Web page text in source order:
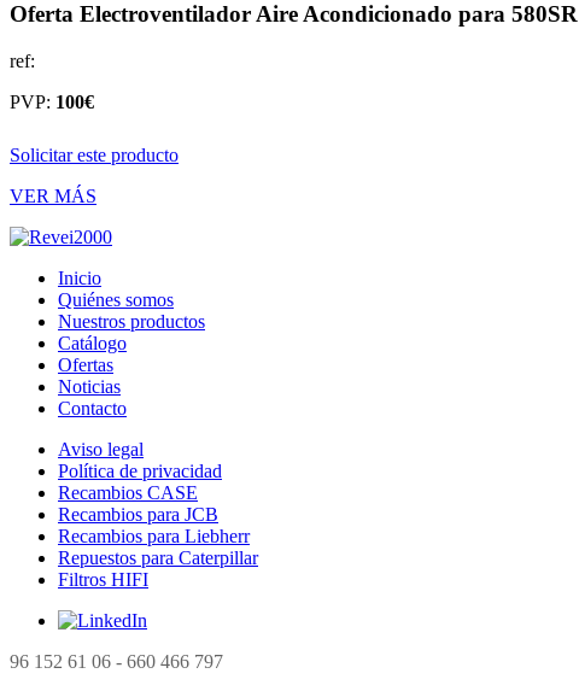
Oferta Electroventilador Aire Acondicionado para 580SR
ref:
PVP: 100€
Solicitar este producto
VER MÁS
Inicio
Quiénes somos
Nuestros productos
Catálogo
Ofertas
Noticias
Contacto
Aviso legal
Política de privacidad
Recambios CASE
Recambios para JCB
Recambios para Liebherr
Repuestos para Caterpillar
Filtros HIFI
96 152 61 06 - 660 466 797